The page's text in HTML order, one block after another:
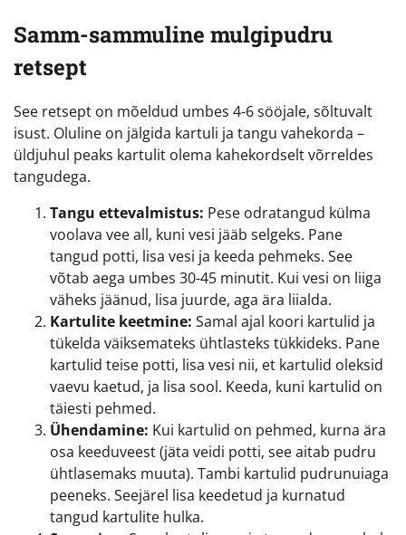
Samm-sammuline mulgipudru
retsept
See retsept on mõeldud umbes 4-6 sööjale, sõltuvalt
isust. Oluline on jälgida kartuli ja tangu vahekorda –
üldjuhul peaks kartulit olema kahekordselt võrreldes
tangudega.
Tangu ettevalmistus: Pese odratangud külma
voolava vee all, kuni vesi jääb selgeks. Pane
tangud potti, lisa vesi ja keeda pehmeks. See
võtab aega umbes 30-45 minutit. Kui vesi on liiga
väheks jäänud, lisa juurde, aga ära liialda.
Kartulite keetmine: Samal ajal koori kartulid ja
tükelda väiksemateks ühtlasteks tükkideks. Pane
kartulid teise potti, lisa vesi nii, et kartulid oleksid
vaevu kaetud, ja lisa sool. Keeda, kuni kartulid on
täiesti pehmed.
Ühendamine: Kui kartulid on pehmed, kurna ära
osa keeduveest (jäta veidi potti, see aitab pudru
ühtlasemaks muuta). Tambi kartulid pudrunuiaga
peeneks. Seejärel lisa keedetud ja kurnatud
tangud kartulite hulka.